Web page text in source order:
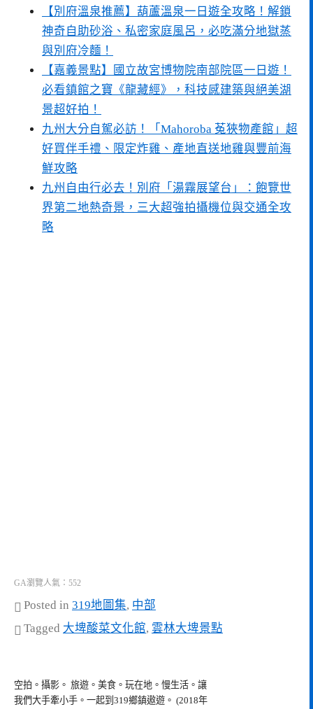
【別府溫泉推薦】葫蘆溫泉一日遊全攻略！解鎖
神奇自助砂浴、私密家庭風呂，必吃滿分地獄蒸
與別府冷麵！
【嘉義景點】國立故宮博物院南部院區一日遊！
必看鎮館之寶《龍藏經》，科技感建築與絕美湖
景超好拍！
九州大分自駕必訪！「Mahoroba 菟狹物產館」超
好買伴手禮、限定炸雞、產地直送地雞與豐前海
鮮攻略
九州自由行必去！別府「湯霧展望台」：飽覽世
界第二地熱奇景，三大超強拍攝機位與交通全攻
略
GA瀏覽人氣：552
Posted in 319地圖集, 中部
Tagged 大埤酸菜文化館, 雲林大埤景點
空拍。攝影。 旅遊。美食。玩在地。慢生活。讓
我們大手牽小手。一起到319鄉鎮遨遊。 (2018年